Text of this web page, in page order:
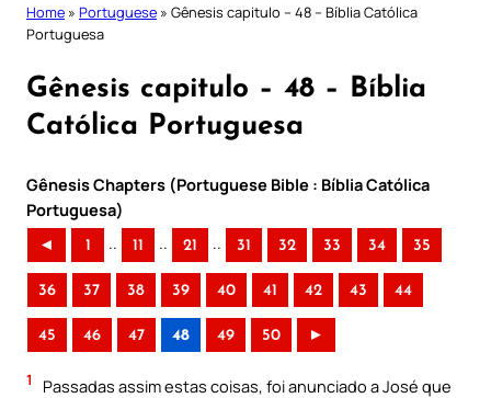
Home » Portuguese » Gênesis capitulo – 48 – Bíblia Católica
Portuguesa
Gênesis capitulo – 48 – Bíblia
Católica Portuguesa
Gênesis Chapters (Portuguese Bible : Bíblia Católica
Portuguesa)
◄ 1 .. 11 .. 21 .. 31 32 33 34 35
36 37 38 39 40 41 42 43 44
45 46 47 48 49 50 ►
1
Passadas assim estas coisas, foi anunciado a José que